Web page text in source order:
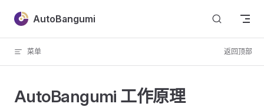
Skip to content
AutoBangumi
菜单 返回顶部
AutoBangumi 工作原理